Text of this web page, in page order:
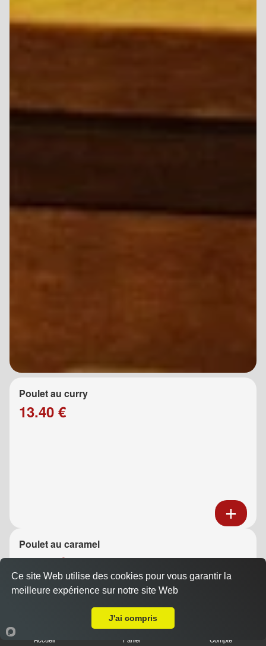
Poulet au curry
13.40 €
Poulet au caramel
13.40 €
Accueil Panier Compte
Ce site Web utilise des cookies pour vous garantir la
meilleure expérience sur notre site Web
J'ai compris